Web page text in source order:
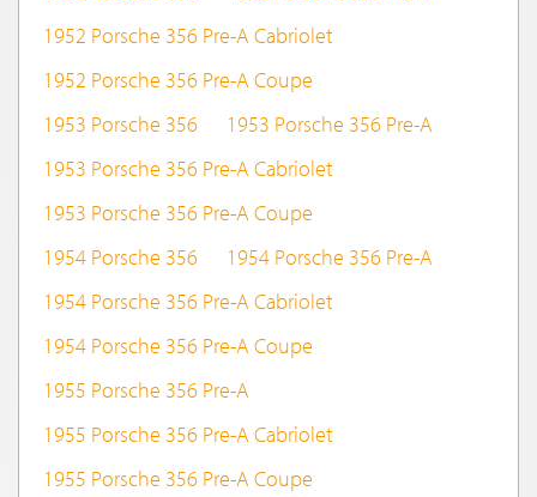
1952 Porsche 356 Pre-A Cabriolet
1952 Porsche 356 Pre-A Coupe
1953 Porsche 356
1953 Porsche 356 Pre-A
1953 Porsche 356 Pre-A Cabriolet
1953 Porsche 356 Pre-A Coupe
1954 Porsche 356
1954 Porsche 356 Pre-A
1954 Porsche 356 Pre-A Cabriolet
1954 Porsche 356 Pre-A Coupe
1955 Porsche 356 Pre-A
1955 Porsche 356 Pre-A Cabriolet
1955 Porsche 356 Pre-A Coupe